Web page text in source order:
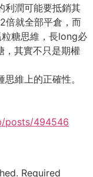
利潤可能要抵銷其
倍就全部平倉，而
糖思維，長long必
，其實不只是期權
維上的正確性。
posts/494546
Required